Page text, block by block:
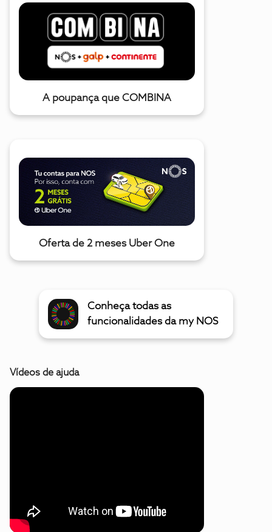
A poupança que COMBINA
Oferta de 2 meses Uber One
Conheça todas as
funcionalidades da my NOS
Vídeos de ajuda